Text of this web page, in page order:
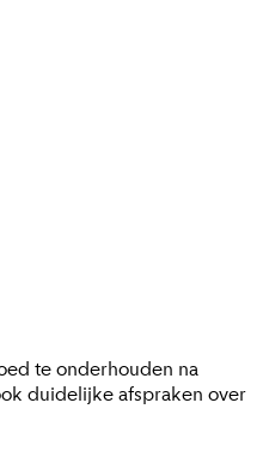
te onderhouden na
duidelijke afspraken over